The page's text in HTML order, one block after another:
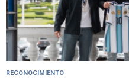
RECONOCIMIENTO